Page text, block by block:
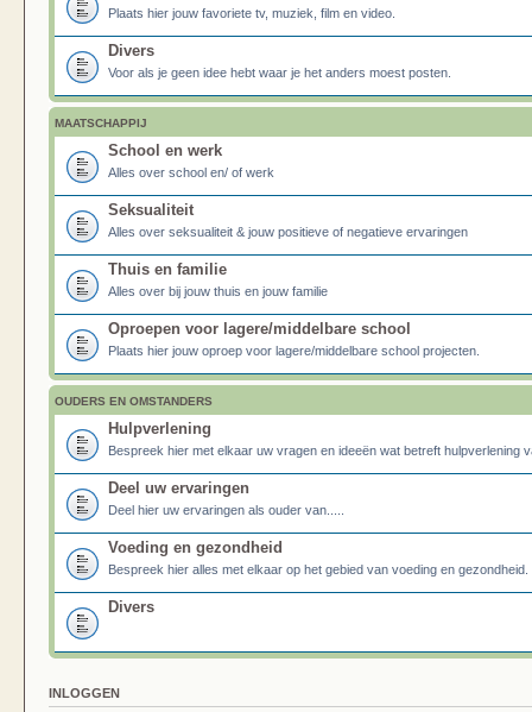
Plaats hier jouw favoriete tv, muziek, film en video.
Divers
Voor als je geen idee hebt waar je het anders moest posten.
MAATSCHAPPIJ
School en werk
Alles over school en/ of werk
Seksualiteit
Alles over seksualiteit & jouw positieve of negatieve ervaringen
Thuis en familie
Alles over bij jouw thuis en jouw familie
Oproepen voor lagere/middelbare school
Plaats hier jouw oproep voor lagere/middelbare school projecten.
OUDERS EN OMSTANDERS
Hulpverlening
Bespreek hier met elkaar uw vragen en ideeën wat betreft hulpverlening
Deel uw ervaringen
Deel hier uw ervaringen als ouder van.....
Voeding en gezondheid
Bespreek hier alles met elkaar op het gebied van voeding en gezondheid.
Divers
INLOGGEN